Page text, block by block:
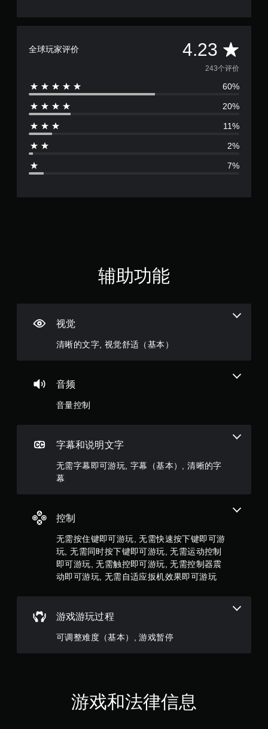
全球玩家评价 4.23 平
均
评
价
3
分
颗
星
2
3
个
评
价
）
243个评价
60%
20%
11%
2%
7%
辅助功能
视觉
清晰的文字, 视觉舒适（基本）
音频
音量控制
字幕和说明文字
无需字幕即可游玩, 字幕（基本）, 清晰的字
幕
控制
无需按住键即可游玩, 无需快速按下键即可游
玩, 无需同时按下键即可游玩, 无需运动控制
即可游玩, 无需触控即可游玩, 无需控制器震
动即可游玩, 无需自适应扳机效果即可游玩
需
使
控
即
可
您
需
打
控
制
器
动
触
反
玩
戏
。
无
适
扳
机
可
游
游戏游玩过程
可调整难度（基本）, 游戏暂停
游戏和法律信息